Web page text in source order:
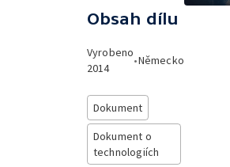
Obsah dílu
Vyrobeno
2014
•Německo
Dokument
Dokument o
technologiích